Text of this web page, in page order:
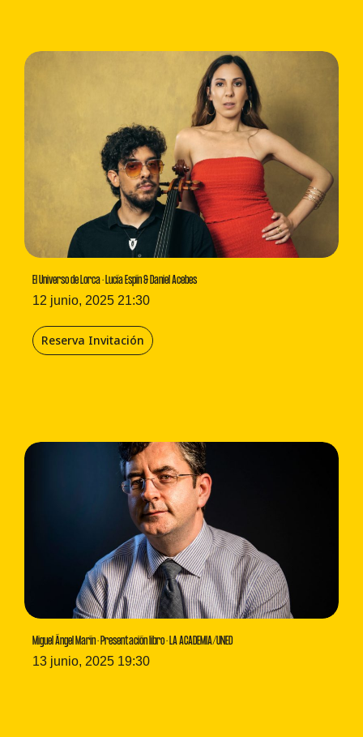
El Universo de Lorca · Lucía Espín & Daniel Acebes
12 junio, 2025 21:30
Reserva Invitación
Miguel Ángel Marín · Presentación libro · LA ACADEMIA/UNED
13 junio, 2025 19:30